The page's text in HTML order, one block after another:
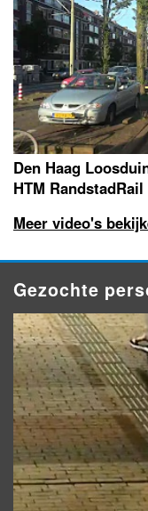
Den Haag
HTM
Meer video's
Gezochte